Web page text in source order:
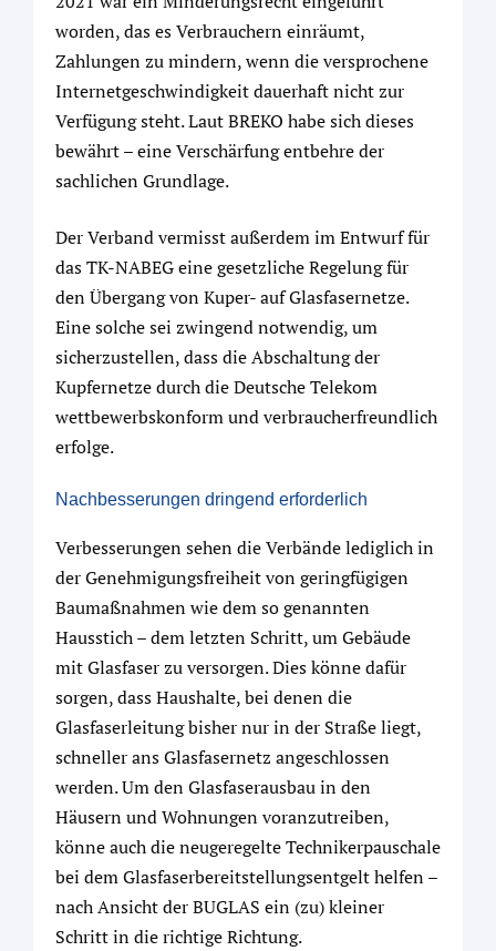
worden, das es Verbrauchern einräumt,
Zahlungen zu mindern, wenn die versprochene
Internetgeschwindigkeit dauerhaft nicht zur
Verfügung steht. Laut BREKO habe sich dieses
bewährt – eine Verschärfung entbehre der
sachlichen Grundlage.
Der Verband vermisst außerdem im Entwurf für
das TK-NABEG eine gesetzliche Regelung für
den Übergang von Kuper- auf Glasfasernetze.
Eine solche sei zwingend notwendig, um
sicherzustellen, dass die Abschaltung der
Kupfernetze durch die Deutsche Telekom
wettbewerbskonform und verbraucherfreundlich
erfolge.
Nachbesserungen dringend erforderlich
Verbesserungen sehen die Verbände lediglich in
der Genehmigungsfreiheit von geringfügigen
Baumaßnahmen wie dem so genannten
Hausstich – dem letzten Schritt, um Gebäude
mit Glasfaser zu versorgen. Dies könne dafür
sorgen, dass Haushalte, bei denen die
Glasfaserleitung bisher nur in der Straße liegt,
schneller ans Glasfasernetz angeschlossen
werden. Um den Glasfaserausbau in den
Häusern und Wohnungen voranzutreiben,
könne auch die neugeregelte Technikerpauschale
bei dem Glasfaserbereitstellungsentgelt helfen –
nach Ansicht der BUGLAS ein (zu) kleiner
Schritt in die richtige Richtung.